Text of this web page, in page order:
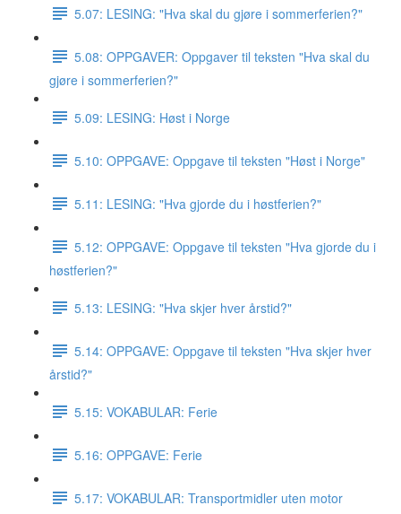
5.07: LESING: "Hva skal du gjøre i sommerferien?"
5.08: OPPGAVER: Oppgaver til teksten "Hva skal du
gjøre i sommerferien?"
5.09: LESING: Høst i Norge
5.10: OPPGAVE: Oppgave til teksten "Høst i Norge"
5.11: LESING: "Hva gjorde du i høstferien?"
5.12: OPPGAVE: Oppgave til teksten "Hva gjorde du i
høstferien?"
5.13: LESING: "Hva skjer hver årstid?"
5.14: OPPGAVE: Oppgave til teksten "Hva skjer hver
årstid?"
5.15: VOKABULAR: Ferie
5.16: OPPGAVE: Ferie
5.17: VOKABULAR: Transportmidler uten motor